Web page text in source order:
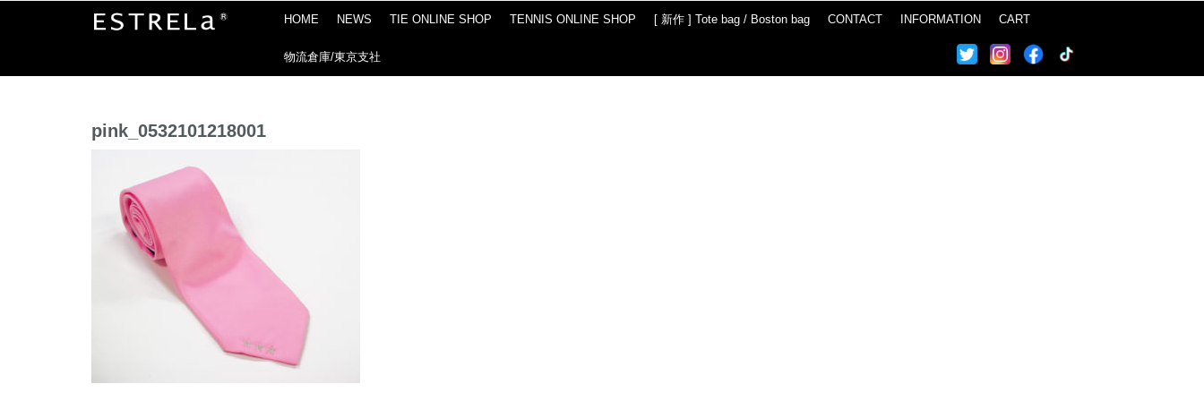
HOME NEWS TIE ONLINE SHOP TENNIS ONLINE SHOP [ 新作 ] Tote bag / Boston bag CONTACT INFORMATION CART
物流倉庫/東京支社
pink_0532101218001